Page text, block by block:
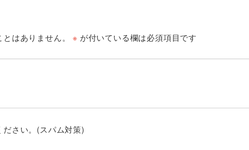
はありません。 ※ が付いている欄は必須項目です
さい。(スパム対策)